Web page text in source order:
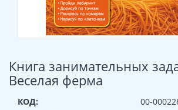
Книга занимательных
Веселая ферма
КОД:
00-